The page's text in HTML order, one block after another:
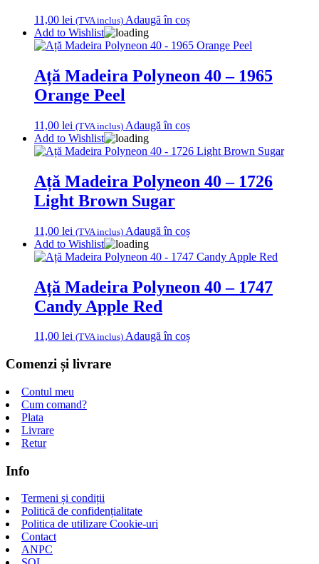
11,00 lei (TVA inclus) Adaugă în coș
Add to Wishlist
Ață Madeira Polyneon 40 – 1965
Orange Peel
11,00 lei (TVA inclus) Adaugă în coș
Add to Wishlist
Ață Madeira Polyneon 40 – 1726
Light Brown Sugar
11,00 lei (TVA inclus) Adaugă în coș
Add to Wishlist
Ață Madeira Polyneon 40 – 1747
Candy Apple Red
11,00 lei (TVA inclus) Adaugă în coș
Comenzi și livrare
Contul meu
Cum comand?
Plata
Livrare
Retur
Info
Termeni și condiții
Politică de confidențialitate
Politica de utilizare Cookie-uri
Contact
ANPC